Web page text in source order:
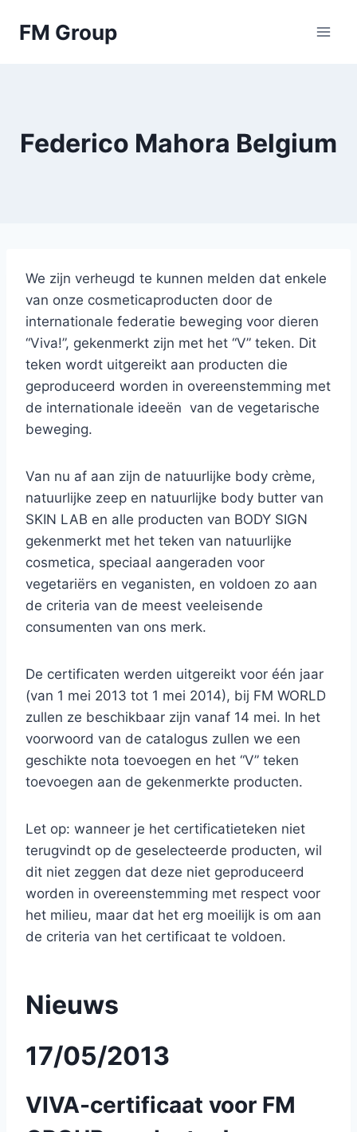
FM Group
Federico Mahora Belgium
We zijn verheugd te kunnen melden dat enkele
van onze cosmeticaproducten door de
internationale federatie beweging voor dieren
“Viva!”, gekenmerkt zijn met het “V” teken. Dit
teken wordt uitgereikt aan producten die
geproduceerd worden in overeenstemming met
de internationale ideeën van de vegetarische
beweging.
Van nu af aan zijn de natuurlijke body crème,
natuurlijke zeep en natuurlijke body butter van
SKIN LAB en alle producten van BODY SIGN
gekenmerkt met het teken van natuurlijke
cosmetica, speciaal aangeraden voor
vegetariërs en veganisten, en voldoen zo aan
de criteria van de meest veeleisende
consumenten van ons merk.
De certificaten werden uitgereikt voor één jaar
(van 1 mei 2013 tot 1 mei 2014), bij FM WORLD
zullen ze beschikbaar zijn vanaf 14 mei. In het
voorwoord van de catalogus zullen we een
geschikte nota toevoegen en het “V” teken
toevoegen aan de gekenmerkte producten.
Let op: wanneer je het certificatieteken niet
terugvindt op de geselecteerde producten, wil
dit niet zeggen dat deze niet geproduceerd
worden in overeenstemming met respect voor
het milieu, maar dat het erg moeilijk is om aan
de criteria van het certificaat te voldoen.
Nieuws
17/05/2013
VIVA-certificaat voor FM